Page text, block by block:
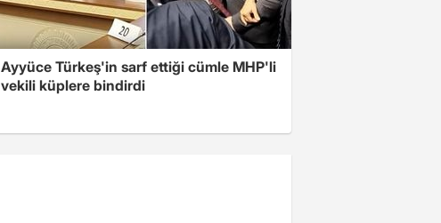
Ayyüce Türkeş'in sarf ettiği cümle MHP'li
vekili küplere bindirdi